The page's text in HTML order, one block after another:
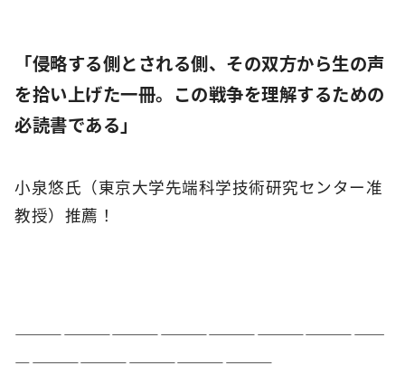
「侵略する側とされる側、その双方から生の声
を拾い上げた一冊。この戦争を理解するための
必読書である」
小泉悠氏（東京大学先端科学技術研究センター准
教授）推薦！
―――――――――――――――――――――――
――――――――――――――――